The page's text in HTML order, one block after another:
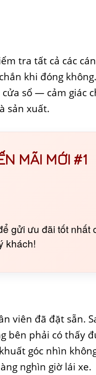
tra tất cả các
khi đóng
sổ — cảm giác
sản xuất.
MÃI MỚI #1
gửi ưu đãi tốt nhất
khách!
viên đã đặt sẵn.
bên phải có thấy
góc nhìn
nghìn giờ lái xe.